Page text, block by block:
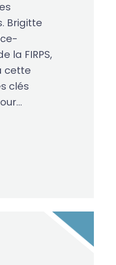
Brigitte
la FIRPS,
cette
clés